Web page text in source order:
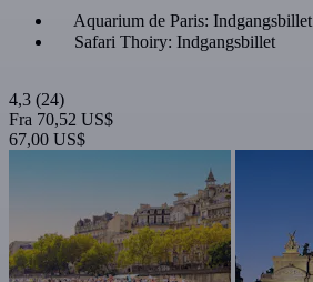
Aquarium de Paris: Indgangsbillet
Safari Thoiry: Indgangsbillet
4,3 (24)
Fra 70,52 US$
67,00 US$